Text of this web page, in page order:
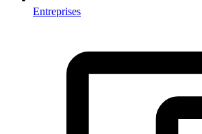
Entreprises